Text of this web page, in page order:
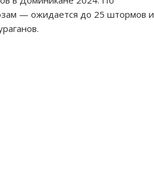
— ожидается до 25 штормов и